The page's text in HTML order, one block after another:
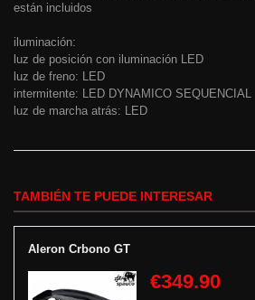
están incluidos
iluminación:
luz de posición con iluminación LED
luz de freno: LED
intermitente: LED DYNAMICO SEQUENCIAL
luz de marcha atrás: LED
TAMBIÉN TE PUEDE INTERESAR
Aleron Crbono GT
€349.90